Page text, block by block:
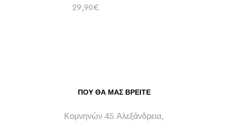
29,90€
ΠΟΥ ΘΑ ΜΑΣ ΒΡΕΊΤΕ
Κομνηνών 45 Αλεξάνδρεια,